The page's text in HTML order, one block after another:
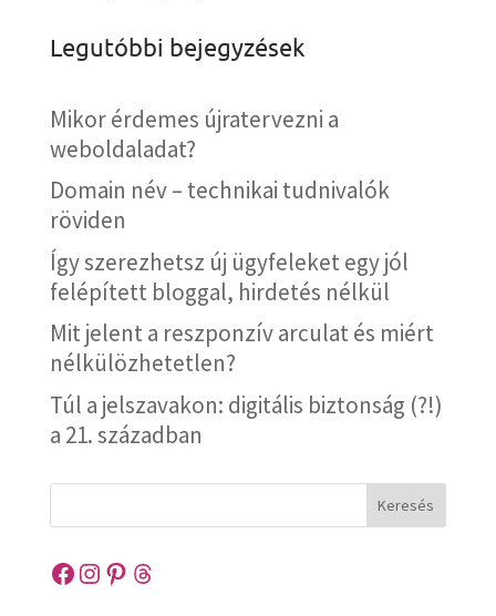
Legutóbbi bejegyzések
Mikor érdemes újratervezni a
weboldaladat?
Domain név – technikai tudnivalók
röviden
Így szerezhetsz új ügyfeleket egy jól
felépített bloggal, hirdetés nélkül
Mit jelent a reszponzív arculat és miért
nélkülözhetetlen?
Túl a jelszavakon: digitális biztonság (?!)
a 21. században
Keresés
Facebook
Instagram
Pinterest
Threads